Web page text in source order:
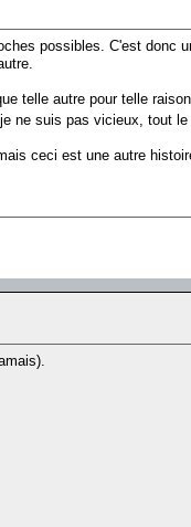
possibles. C'est donc
telle autre pour telle
ne suis pas vicieux, tout
ceci est une autre